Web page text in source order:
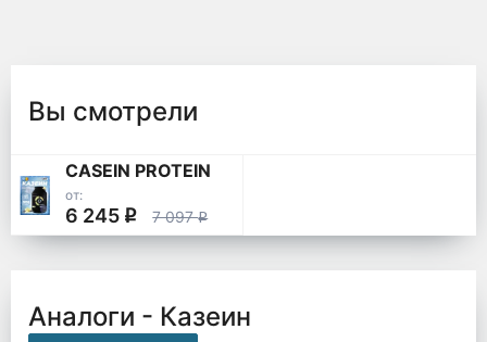
Вы смотрели
CASEIN PROTEIN
от:
6 245 q 7 097q
Аналоги - Казеин